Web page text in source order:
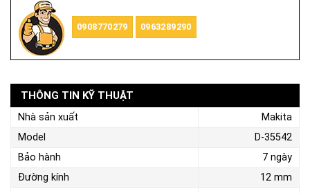
0908770279 0963289290
THÔNG TIN KỸ THUẬT
Nhà sản xuất
Makita
Model
D-35542
Bảo hành
7 ngày
Đường kính
12 mm